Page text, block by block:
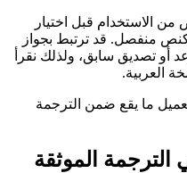
الاستخدام قبل اختيار
كنص منفصل. قد ترتبط بجواز
تصديق سابق، ولذلك نقرأ
العربية.
ما يقع ضمن الترجمة
الترجمة الموثقة